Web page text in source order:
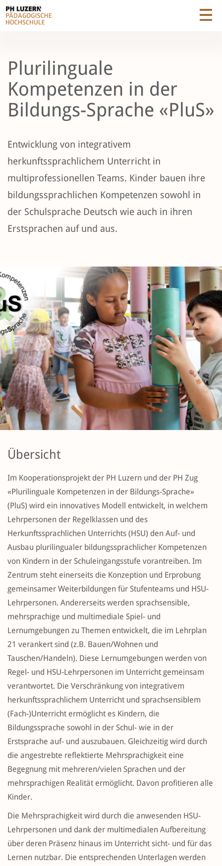
Plurilinguale
Kompetenzen in der
Bildungs-Sprache «PluS»
Entwicklung von integrativem
herkunftssprachlichem Unterricht in
multiprofessionellen Teams. Kinder bauen ihre
bildungssprachlichen Kompetenzen sowohl in
der Schulsprache Deutsch wie auch in ihren
Erstsprachen auf und aus.
Übersicht
Im Kooperationsprojekt der PH Luzern und der PH Zug
«Plurilinguale Kompetenzen in der Bildungs-Sprache»
(PluS) wird ein innovatives Modell entwickelt, in welchem
Lehrpersonen der Regelklassen und des
Herkunftssprachlichen Unterrichts (HSU) den Auf- und
Ausbau plurilingualer bildungssprachlicher Kompetenzen
von Kindern in der Schuleingangsstufe vorantreiben. Im
Zentrum steht einerseits die Konzeption und Erprobung
gemeinsamer Weiterbildungen für Stufenteams und HSU-
Lehrpersonen. Andererseits werden sprachsensible,
mehrsprachige und multimediale Spiel- und
Lernumgebungen zu Themen entwickelt, die im Lehrplan
21 verankert sind (z.B. Bauen/Wohnen und
Tauschen/Handeln). Diese Lernumgebungen werden von
Regel- und HSU-Lehrpersonen im Unterricht gemeinsam
verantwortet. Die Verschränkung von integrativem
herkunftssprachlichem Unterricht und sprachsensiblem
(Fach-)Unterricht ermöglicht es Kindern, die
Bildungssprache sowohl in der Schul- wie in der
Erstsprache auf- und auszubauen. Gleichzeitig wird durch
die angestrebte reflektierte Mehrsprachigkeit eine
Begegnung mit mehreren/vielen Sprachen und der
mehrsprachigen Realität ermöglicht. Davon profitieren alle
Kinder.
Die Mehrsprachigkeit wird durch die anwesenden HSU-
Lehrpersonen und dank der multimedialen Aufbereitung
über deren Präsenz hinaus im Unterricht sicht- und für das
Lernen nutzbar. Die entsprechenden Unterlagen werden